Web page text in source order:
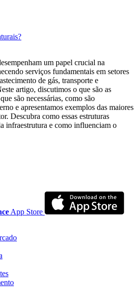
um papel crucial na
serviços fundamentais em setores
de gás, transporte e
artigo, discutimos o que são as
são necessárias, como são
e apresentamos exemplos das maiores
Descubra como essas estruturas
infraestrutura e como influenciam o
App Store